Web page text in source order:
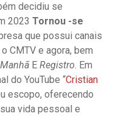
decidiu se
2023 Tornou -se
que possui canais
CMTV e agora, bem
E Registro. Em
do YouTube “Cristian
escopo, oferecendo
vida pessoal e